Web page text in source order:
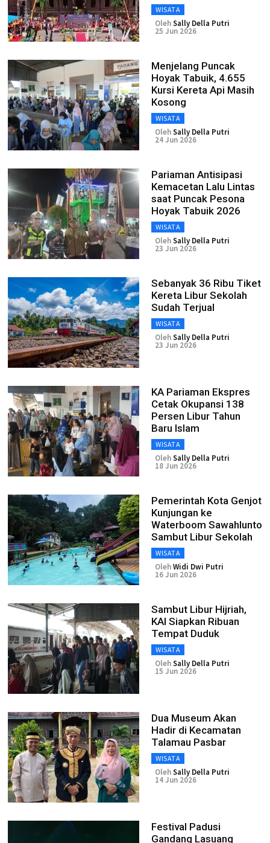
WISATA
OlehSally Della Putri
25 Jun 2026
Menjelang Puncak
Hoyak Tabuik, 4.655
Kursi Kereta Api Masih
Kosong
WISATA
OlehSally Della Putri
24 Jun 2026
Pariaman Antisipasi
Kemacetan Lalu Lintas
saat Puncak Pesona
Hoyak Tabuik 2026
WISATA
OlehSally Della Putri
23 Jun 2026
Sebanyak 36 Ribu Tiket
Kereta Libur Sekolah
Sudah Terjual
WISATA
OlehSally Della Putri
23 Jun 2026
KA Pariaman Ekspres
Cetak Okupansi 138
Persen Libur Tahun
Baru Islam
WISATA
OlehSally Della Putri
18 Jun 2026
Pemerintah Kota Genjot
Kunjungan ke
Waterboom Sawahlunto
Sambut Libur Sekolah
WISATA
OlehWidi Dwi Putri
16 Jun 2026
Sambut Libur Hijriah,
KAI Siapkan Ribuan
Tempat Duduk
WISATA
OlehSally Della Putri
15 Jun 2026
Dua Museum Akan
Hadir di Kecamatan
Talamau Pasbar
WISATA
OlehSally Della Putri
14 Jun 2026
Festival Padusi
Gandang Lasuang